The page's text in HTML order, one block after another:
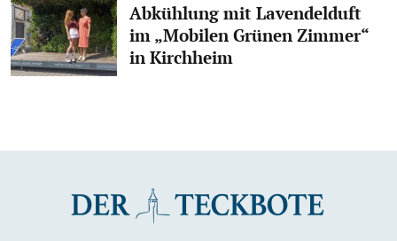
Abkühlung mit Lavendelduft
im „Mobilen Grünen Zimmer“
in Kirchheim